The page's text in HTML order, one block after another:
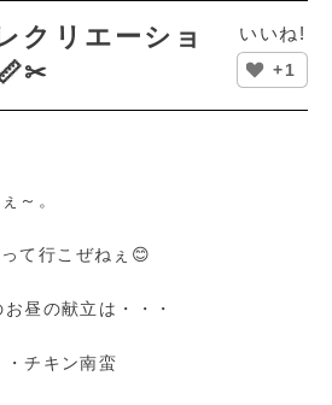
クリエーショ
いいね!
+1
～。
て行こぜねぇ😊
お昼の献立は・・・
・チキン南蛮